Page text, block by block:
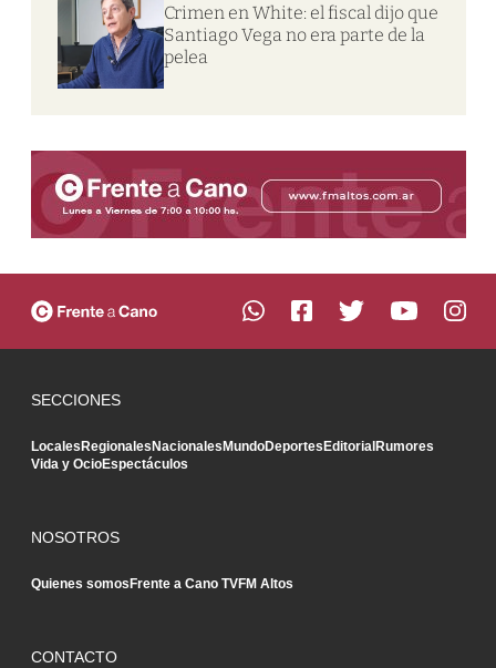
Crimen en White: el fiscal dijo que
Santiago Vega no era parte de la
pelea
SECCIONES
LocalesRegionalesNacionalesMundoDeportesEditorialRumores
Vida y OcioEspectáculos
NOSOTROS
Quienes somosFrente a Cano TVFM Altos
CONTACTO